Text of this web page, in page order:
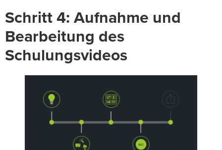
Schritt 4: Aufnahme und
Bearbeitung des
Schulungsvideos